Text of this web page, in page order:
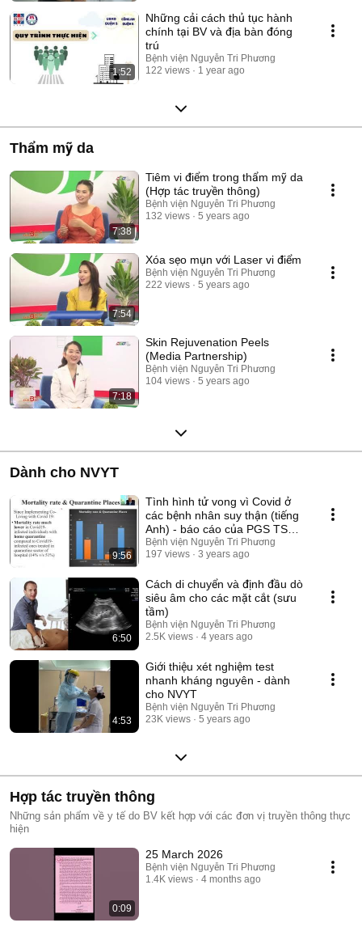
1:52
Những cải cách thủ tục hành
chính tại BV và địa bàn đóng
trú
Bệnh viện Nguyễn Tri Phương
122 views
1 year ago
Thẩm mỹ da
7:38
Tiêm vi điểm trong thẩm mỹ da
(Hợp tác truyền thông)
Bệnh viện Nguyễn Tri Phương
132 views
5 years ago
7:54
Xóa sẹo mụn với Laser vi điểm
Bệnh viện Nguyễn Tri Phương
222 views
5 years ago
7:18
Skin Rejuvenation Peels
(Media Partnership)
Bệnh viện Nguyễn Tri Phương
104 views
5 years ago
Dành cho NVYT
9:56
Tình hình tử vong vì Covid ở
các bệnh nhân suy thận (tiếng
Anh) - báo cáo của PGS TS
Phạm Văn Bùi
Bệnh viện Nguyễn Tri Phương
197 views
3 years ago
6:50
Cách di chuyển và định đầu dò
siêu âm cho các mặt cắt (sưu
tầm)
Bệnh viện Nguyễn Tri Phương
2.5K views
4 years ago
4:53
Giới thiệu xét nghiệm test
nhanh kháng nguyên - dành
cho NVYT
Bệnh viện Nguyễn Tri Phương
23K views
5 years ago
Hợp tác truyền thông
Những sản phẩm về y tế do BV kết hợp với các đơn vị truyền thông thực
hiện
0:09
25 March 2026
Bệnh viện Nguyễn Tri Phương
1.4K views
4 months ago